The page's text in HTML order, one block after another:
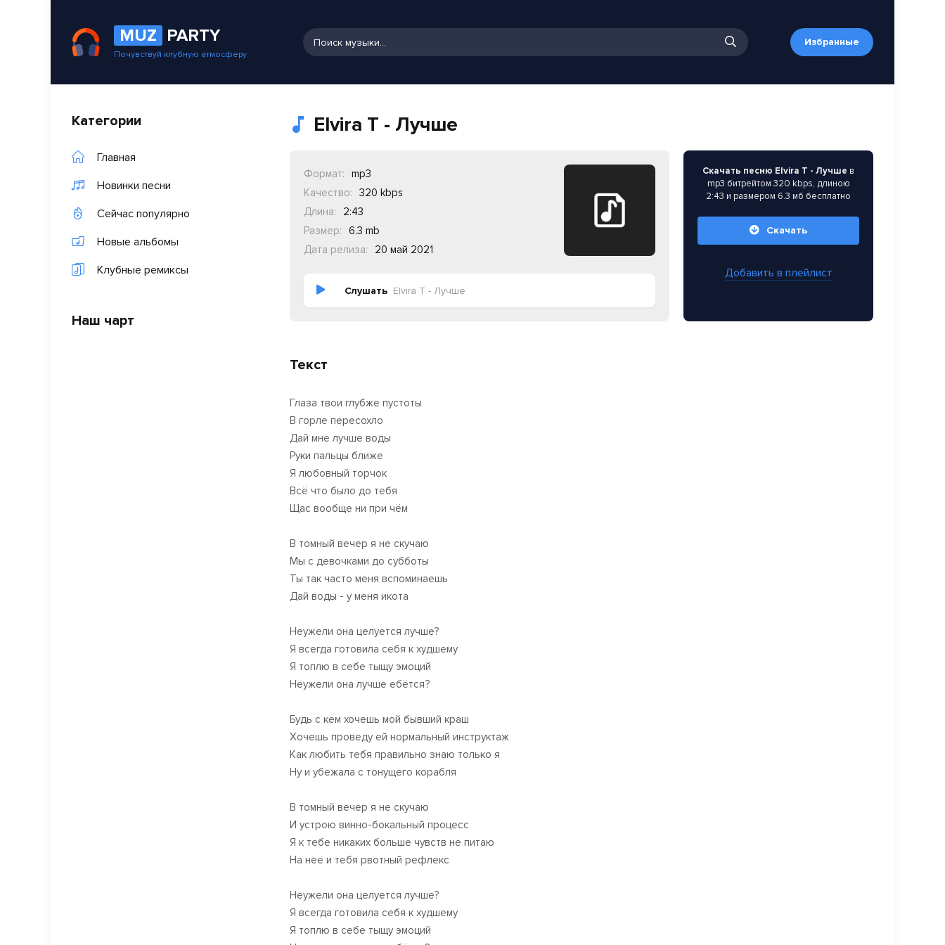
MUZ PARTY
Почувствуй клубную атмосферу
Избранные
Категории
Главная
Новинки песни
Сейчас популярно
Новые альбомы
Клубные ремиксы
Наш чарт
Elvira T - Лучше
Формат:
mp3
Качество:
320 kbps
Длина:
2:43
Размер:
6.3 mb
Дата релиза:
20 май 2021
Слушать Elvira T - Лучше
Скачать песню Elvira T - Лучше в
mp3 битрейтом 320 kbps, длиною
2:43 и размером 6.3 мб бесплатно
Скачать
Добавить в плейлист
Текст
Глаза твои глубже пустоты
В горле пересохло
Дай мне лучше воды
Руки пальцы ближе
Я любовный торчок
Всё что было до тебя
Щас вообще ни при чём
В томный вечер я не скучаю
Мы с девочками до субботы
Ты так часто меня вспоминаешь
Дай воды - у меня икота
Неужели она целуется лучше?
Я всегда готовила себя к худшему
Я топлю в себе тыщу эмоций
Неужели она лучше ебётся?
Будь с кем хочешь мой бывший краш
Хочешь проведу ей нормальный инструктаж
Как любить тебя правильно знаю только я
Ну и убежала с тонущего корабля
В томный вечер я не скучаю
И устрою винно-бокальный процесс
Я к тебе никаких больше чувств не питаю
На неё и тебя рвотный рефлекс
Неужели она целуется лучше?
Я всегда готовила себя к худшему
Я топлю в себе тыщу эмоций